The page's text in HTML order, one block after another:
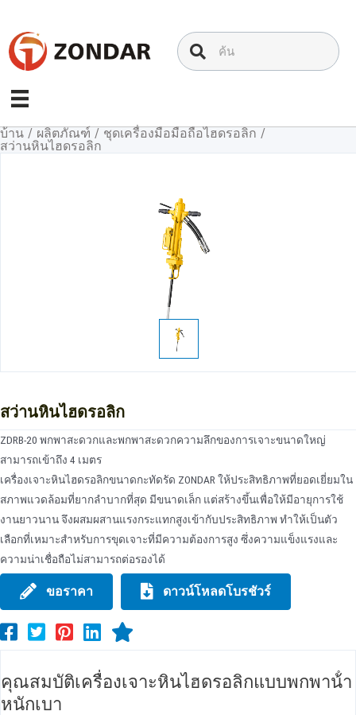
เนื้อหา
บ้าน / ผลิตภัณฑ์ / ชุดเครื่องมือมือถือไฮดรอลิก /
สว่านหินไฮดรอลิก
สว่านหินไฮดรอลิก
ZDRB-20 พกพาสะดวกและพกพาสะดวกความลึกของการเจาะขนาดใหญ่
สามารถเข้าถึง 4 เมตร
เครื่องเจาะหินไฮดรอลิกขนาดกะทัดรัด ZONDAR ให้ประสิทธิภาพที่ยอดเยี่ยมใน
สภาพแวดล้อมที่ยากลําบากที่สุด มีขนาดเล็ก แต่สร้างขึ้นเพื่อให้มีอายุการใช้
งานยาวนาน จึงผสมผสานแรงกระแทกสูงเข้ากับประสิทธิภาพ ทําให้เป็นตัว
เลือกที่เหมาะสําหรับการขุดเจาะที่มีความต้องการสูง ซึ่งความแข็งแรงและ
ความน่าเชื่อถือไม่สามารถต่อรองได้
ขอราคา ดาวน์โหลดโบรชัวร์
คุณสมบัติเครื่องเจาะหินไฮดรอลิกแบบพกพาน้ํา
หนักเบา